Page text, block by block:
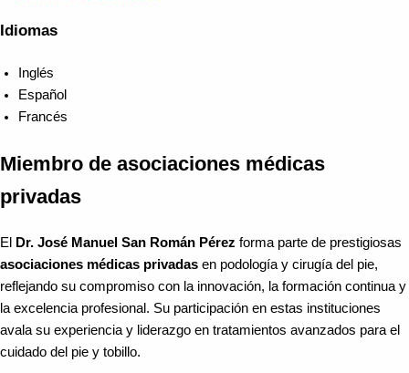
Idiomas
Inglés
Español
Francés
Miembro de asociaciones médicas
privadas
El Dr. José Manuel San Román Pérez forma parte de prestigiosas
asociaciones médicas privadas en podología y cirugía del pie,
reflejando su compromiso con la innovación, la formación continua y
la excelencia profesional. Su participación en estas instituciones
avala su experiencia y liderazgo en tratamientos avanzados para el
cuidado del pie y tobillo.